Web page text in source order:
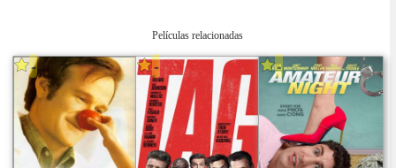
Películas relacionadas
- - -